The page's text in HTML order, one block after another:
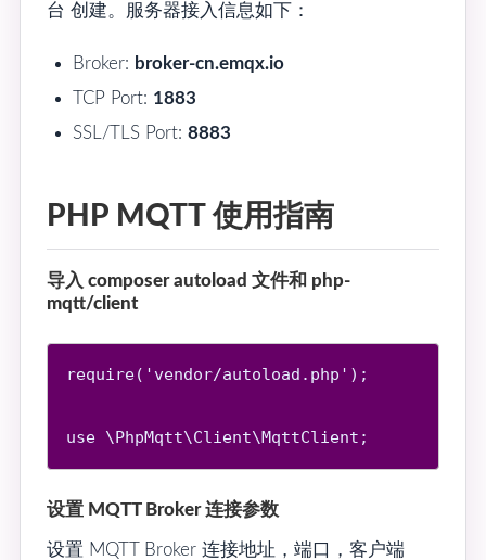
台 创建。服务器接入信息如下：
Broker: broker-cn.emqx.io
TCP Port: 1883
SSL/TLS Port: 8883
PHP MQTT 使用指南
导入 composer autoload 文件和 php-
mqtt/client
require('vendor/autoload.php');
设置 MQTT Broker 连接参数
设置 MQTT Broker 连接地址，端口，客户端